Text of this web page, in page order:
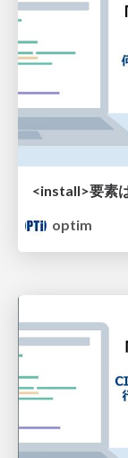
<install>要素
optim